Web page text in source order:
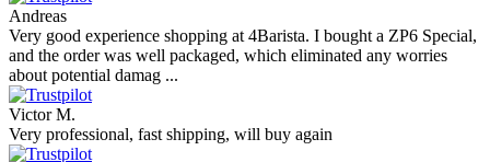
Andreas
Very good experience shopping at 4Barista. I bought a ZP6 Special,
and the order was well packaged, which eliminated any worries
about potential damag ...
Victor M.
Very professional, fast shipping, will buy again